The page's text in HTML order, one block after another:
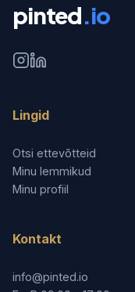
pinted.io
Lingid
Otsi ettevõtteid
Minu lemmikud
Minu profiil
Kontakt
info@pinted.io